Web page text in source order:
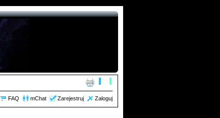
FAQ mChat Zarejestruj Zaloguj